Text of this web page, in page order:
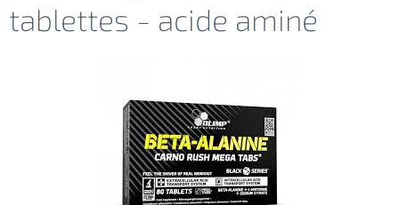
tablettes - acide aminé